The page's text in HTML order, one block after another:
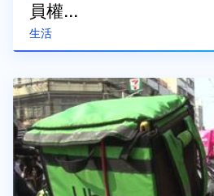
生活
員權...